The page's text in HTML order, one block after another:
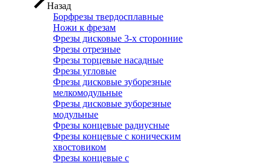
Назад
Борфрезы твердосплавные
Ножи к фрезам
Фрезы дисковые 3-х сторонние
Фрезы отрезные
Фрезы торцевые насадные
Фрезы угловые
Фрезы дисковые зуборезные
мелкомодульные
Фрезы дисковые зуборезные
модульные
Фрезы концевые радиусные
Фрезы концевые с коническим
хвостовиком
Фрезы концевые с